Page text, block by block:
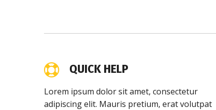
QUICK HELP
Lorem ipsum dolor sit amet, consectetur
adipiscing elit. Mauris pretium, erat volutpat